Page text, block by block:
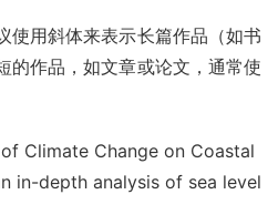
使用斜体来表示长篇作品（如书
的作品，如文章或论文，通常使
Climate Change on Coastal
in-depth analysis of sea level